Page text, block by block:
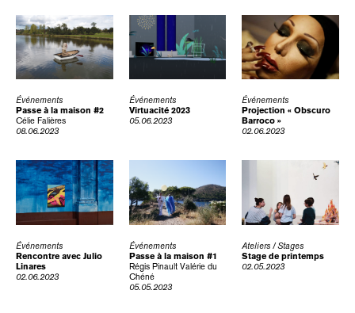
Événements
Passe à la maison #2
Célie Falières
08.06.2023
Événements
Virtuacité 2023
05.06.2023
Événements
Projection « Obscuro
Barroco »
02.06.2023
Événements
Rencontre avec Julio
Linares
02.06.2023
Événements
Passe à la maison #1
Régis Pinault Valérie du
Chéné
05.05.2023
Ateliers / Stages
Stage de printemps
02.05.2023